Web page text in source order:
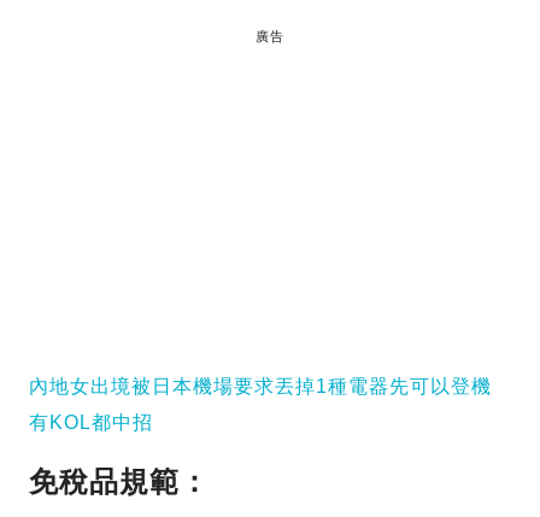
廣告
內地女出境被日本機場要求丟掉1種電器先可以登機
有KOL都中招
免稅品規範：